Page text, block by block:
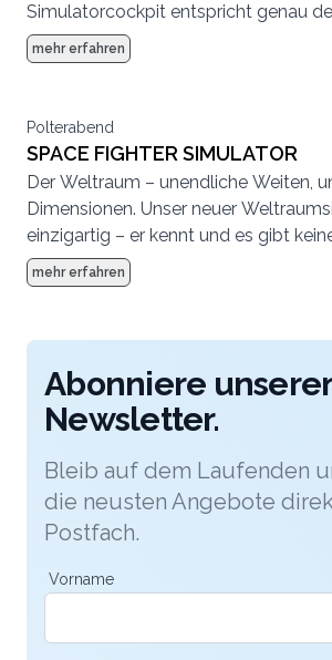
Simulatorcockpit entspricht genau
der echten F/A-18 und besticht durch
Detailtreue. Wie in der echten F/A-18
Umgebungsdarstellung mit
Reality Technologie geniessen Sie
Rundumsicht und steuern den
Bodennähe und mit
und präzis. Nehmen Sie Platz in einem
modernsten militärischen Cockpits
echtes Kampfjet-Feeling mit
mehr erfahren
Polterabend
SPACE FIGHTER SIMULATOR
Der Weltraum – unendliche Weiten,
Dimensionen. Unser neuer
einzigartig – er kennt und es gibt
dem Briefing mit dem Space
sich in den Space Simulator. Dabei
erforschen Sie den Weltraum,
SIMULATOR durch Sternennebel,
Sterne, Planeten und landen auf
mehr erfahren
Abonniere
Newsletter.
Bleib auf dem Laufenden
die neusten Angebote
Postfach.
Vorname